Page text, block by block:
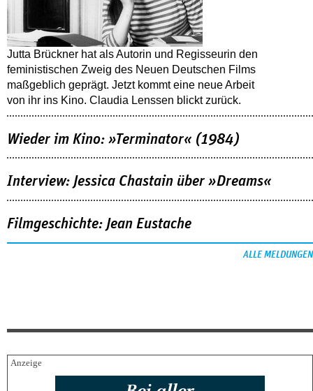
Jutta Brückner hat als Autorin und Regisseurin den
feministischen Zweig des Neuen Deutschen Films
maßgeblich geprägt. Jetzt kommt eine neue Arbeit
von ihr ins Kino. Claudia Lenssen blickt zurück.
Wieder im Kino: »Terminator« (1984)
Interview: Jessica Chastain über »Dreams«
Filmgeschichte: Jean Eustache
ALLE MELDUNGEN